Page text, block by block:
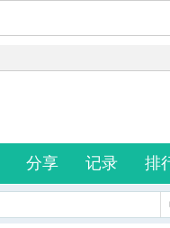
分享 记录 排